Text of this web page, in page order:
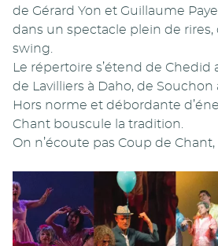
de Gérard Yon et Guillaume
dans un spectacle plein de rires,
swing.
Le répertoire s’étend de Chedid
de Lavilliers à Daho, de Souchon
Hors norme et débordante
Chant bouscule la tradition.
On n’écoute pas Coup de Chant,